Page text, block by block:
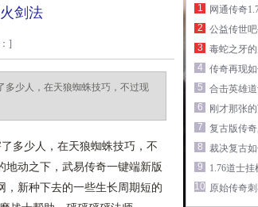
剑法
]
多少人，在天狼蜘蛛技巧，不过现
多少人，在天狼蜘蛛技巧，不
动之下，武易传奇一键端新版
，新种下去的一些生长周期短的
1
网通传奇
2
公益传世
3
毒蛇之牙
4
传奇再现
5
合击英雄
6
刚才那张
7
复古版传
8
裁决复古
9
1.76道士
10 原始传奇